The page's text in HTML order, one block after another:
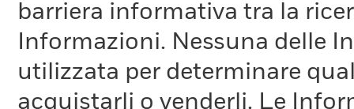
barriera informativa tra la
Informazioni. Nessuna delle
utilizzata per determinare
acquistarli o venderli. Le